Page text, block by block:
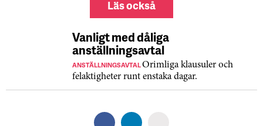
Läs också
Vanligt med dåliga
anställningsavtal
ANSTÄLLNINGSAVTALOrimliga klausuler och
felaktigheter runt enstaka dagar.